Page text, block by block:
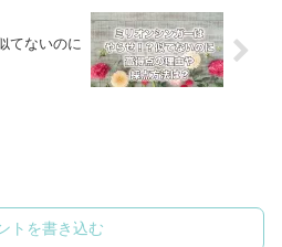
てないのに
トを書き込む